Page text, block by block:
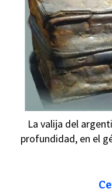
La valija del
profundidad, en el